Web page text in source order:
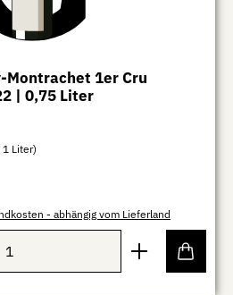
Montrachet 1er Cru
| 0,75 Liter
Liter)
- abhängig vom Lieferland
den gewünschten Wert ein